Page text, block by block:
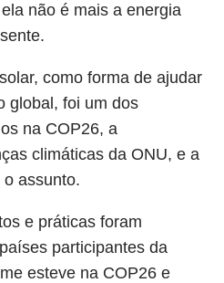
não é mais a energia
como forma de ajudar
global, foi um dos
na COP26, a
climáticas da ONU, e a
assunto.
e práticas foram
participantes da
esteve na COP26 e